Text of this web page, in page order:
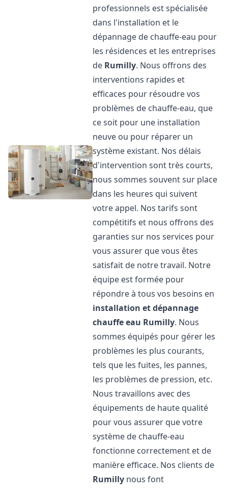
professionnels est spécialisée
dans l'installation et le
dépannage de chauffe-eau pour
les résidences et les entreprises
de Rumilly. Nous offrons des
interventions rapides et
efficaces pour résoudre vos
problèmes de chauffe-eau, que
ce soit pour une installation
neuve ou pour réparer un
système existant. Nos délais
d'intervention sont très courts,
nous sommes souvent sur place
dans les heures qui suivent
votre appel. Nos tarifs sont
compétitifs et nous offrons des
garanties sur nos services pour
vous assurer que vous êtes
satisfait de notre travail. Notre
équipe est formée pour
répondre à tous vos besoins en
installation et dépannage
chauffe eau Rumilly. Nous
sommes équipés pour gérer les
problèmes les plus courants,
tels que les fuites, les pannes,
les problèmes de pression, etc.
Nous travaillons avec des
équipements de haute qualité
pour vous assurer que votre
système de chauffe-eau
fonctionne correctement et de
manière efficace. Nos clients de
Rumilly nous font